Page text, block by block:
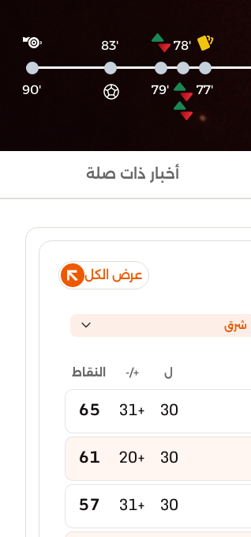
'77
'78
'79
'83
'90
أخبار ذات صلة
عرض الكل
شرق
ل +/- النقاط
30
+31
65
30
+20
61
30
+31
57